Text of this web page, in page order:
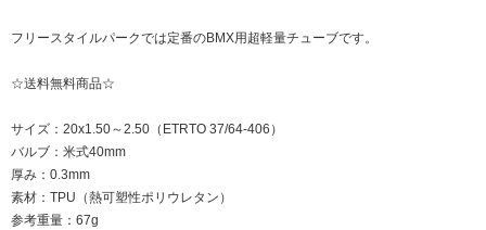
フリースタイルパークでは定番のBMX用超軽量チューブです。
☆送料無料商品☆
サイズ：20x1.50～2.50（ETRTO 37/64-406）
バルブ：米式40mm
厚み：0.3mm
素材：TPU（熱可塑性ポリウレタン）
参考重量：67g